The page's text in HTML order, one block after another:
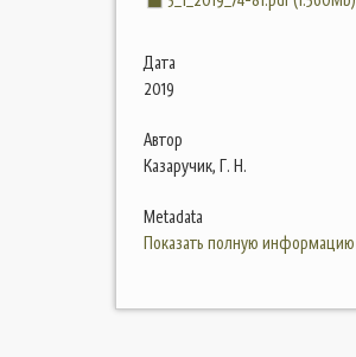
Дата
2019
Автор
Казаручик, Г. Н.
Metadata
Показать полную информацию